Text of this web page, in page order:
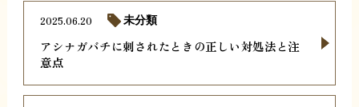
アシナガバチに刺されたときの正しい対処法と注
意点
2025.06.20 未分類